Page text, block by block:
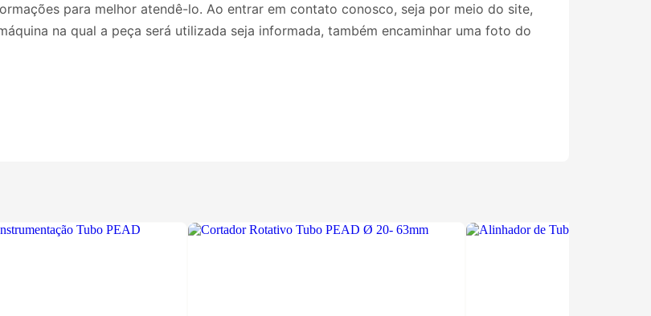
para melhor atendê-lo. Ao entrar em contato conosco, seja por meio do site,
na qual a peça será utilizada seja informada, também encaminhar uma foto do